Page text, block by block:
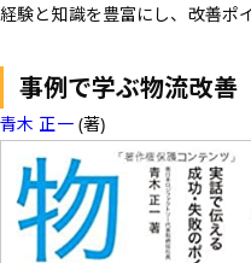
経験と知識を豊富にし、改善ポ
事例で学ぶ物流改善
青木 正一(著)